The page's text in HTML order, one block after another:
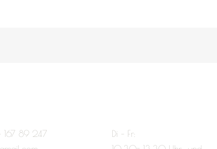
167 89 247
Di – Fr: